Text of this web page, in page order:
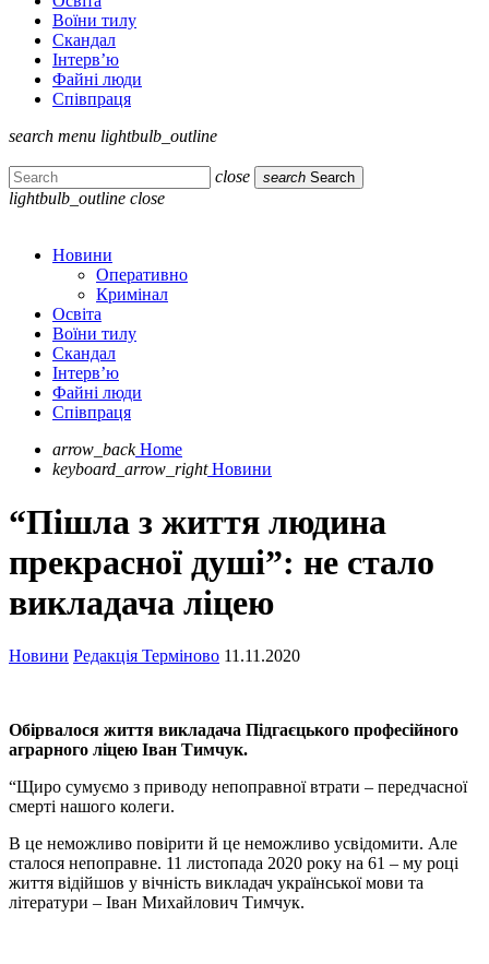
Воїни тилу
Скандал
Інтерв’ю
Файні люди
Співпраця
search menu lightbulb_outline
close search Search
lightbulb_outline close
Новини
Оперативно
Кримінал
Освіта
Воїни тилу
Скандал
Інтерв’ю
Файні люди
Співпраця
arrow_back Home
keyboard_arrow_right Новини
“Пішла з життя людина
прекрасної душі”: не стало
викладача ліцею
Новини Редакція Терміново 11.11.2020
Обірвалося життя викладача Підгаєцького професійного
аграрного ліцею Іван Тимчук.
“Щиро сумуємо з приводу непоправної втрати – передчасної
смерті нашого колеги.
В це неможливо повірити й це неможливо усвідомити. Але
сталося непоправне. 11 листопада 2020 року на 61 – му році
життя відійшов у вічність викладач української мови та
літератури – Іван Михайлович Тимчук.